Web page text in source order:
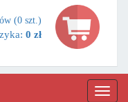
(0 szt.)
0 zł